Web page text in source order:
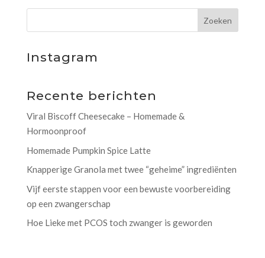
Instagram
Recente berichten
Viral Biscoff Cheesecake – Homemade &
Hormoonproof
Homemade Pumpkin Spice Latte
Knapperige Granola met twee “geheime” ingrediënten
Vijf eerste stappen voor een bewuste voorbereiding
op een zwangerschap
Hoe Lieke met PCOS toch zwanger is geworden